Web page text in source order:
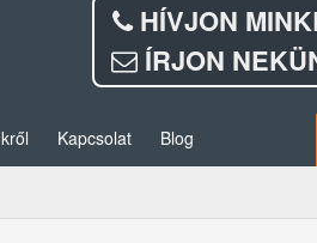
HÍVJON
ÍRJON
Kapcsolat Blog